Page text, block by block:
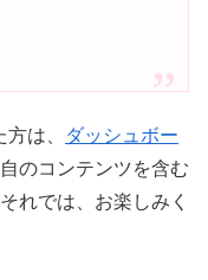
は、
ダッシュボー
のコンテンツを含む
れでは、お楽しみく